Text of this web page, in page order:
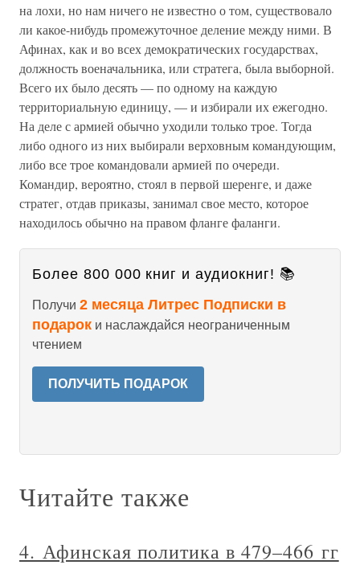
на лохи, но нам ничего не известно о том, существовало
ли какое-нибудь промежуточное деление между ними. В
Афинах, как и во всех демократических государствах,
должность военачальника, или стратега, была выборной.
Всего их было десять — по одному на каждую
территориальную единицу, — и избирали их ежегодно.
На деле с армией обычно уходили только трое. Тогда
либо одного из них выбирали верховным командующим,
либо все трое командовали армией по очереди.
Командир, вероятно, стоял в первой шеренге, и даже
стратег, отдав приказы, занимал свое место, которое
находилось обычно на правом фланге фаланги.
Более 800 000 книг и аудиокниг! 📚
Получи 2 месяца Литрес Подписки в
подарок и наслаждайся неограниченным
чтением
ПОЛУЧИТЬ ПОДАРОК
Читайте также
4. Афинская политика в 479–466 гг